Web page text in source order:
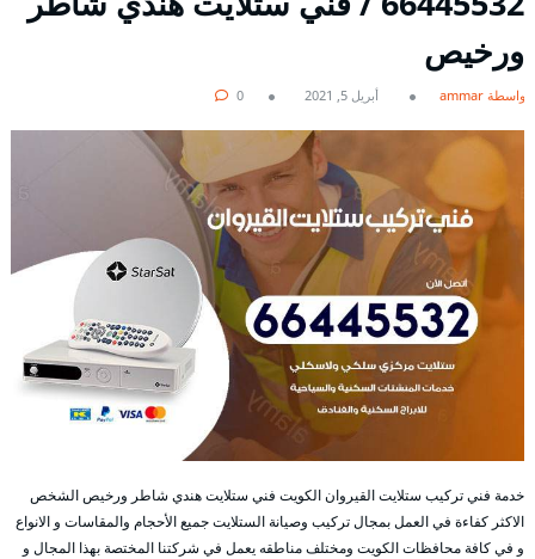
ورخيص
بواسطة ammar أبريل 5, 2021 0
خدمة فني تركيب ستلايت القيروان الكويت فني ستلايت هندي شاطر ورخيص الشخص
الاكثر كفاءة في العمل بمجال تركيب وصيانة الستلايت جميع الأحجام والمقاسات و الانواع
و في كافة محافظات الكويت ومختلف مناطقه يعمل في شركتنا المختصة بهذا المجال و